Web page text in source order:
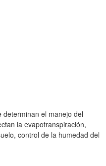
determinan el manejo del
la evapotranspiración,
control de la humedad del